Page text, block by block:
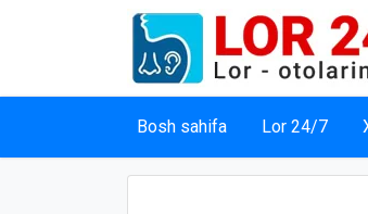
Bosh sahifa Lor 24/7